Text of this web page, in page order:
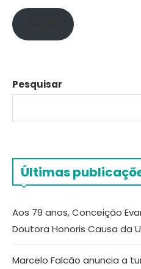
Pesquisar
Últimas
Aos 79 anos, Conceição
Doutora Honoris Causa da
Marcelo Falcão anuncia a